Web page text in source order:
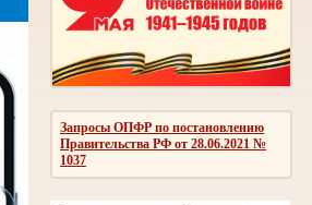
Запросы ОПФР по постановлению
Правительства РФ от 28.06.2021 №
1037